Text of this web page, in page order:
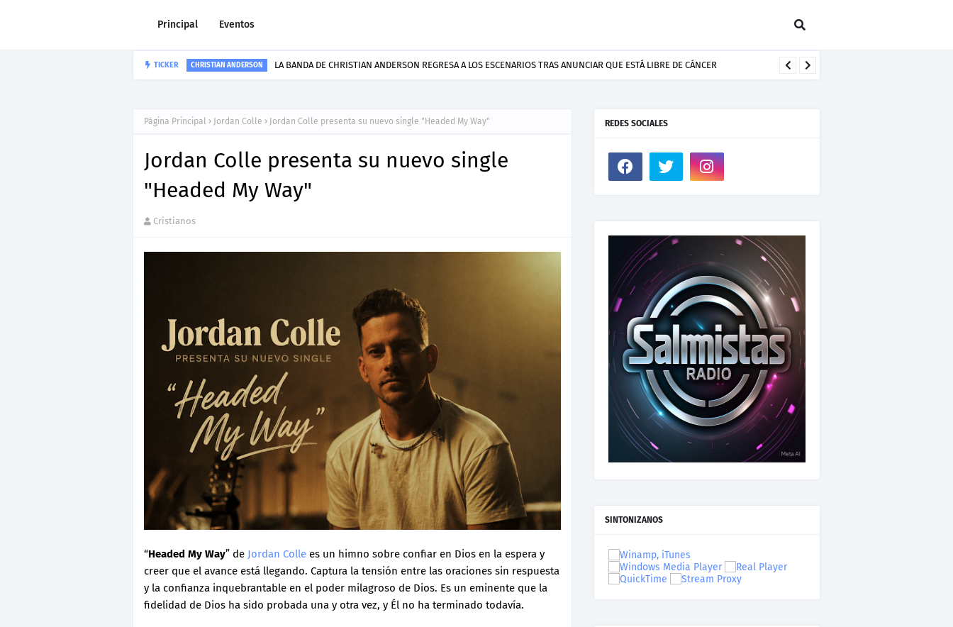
Principal Eventos
TICKER JOEL CONTRERAS Nuevo Lanzamiento De Joel Contreras "Te Necesito Más"
Página Principal Jordan Colle Jordan Colle presenta su nuevo single "Headed My Way"
Jordan Colle presenta su nuevo single
"Headed My Way"
Cristianos
“Headed My Way” de Jordan Colle es un himno sobre confiar en Dios en la espera y
creer que el avance está llegando. Captura la tensión entre las oraciones sin respuesta
y la confianza inquebrantable en el poder milagroso de Dios. Es un eminente que la
fidelidad de Dios ha sido probada una y otra vez, y Él no ha terminado todavía.
REDES SOCIALES
SINTONIZANOS